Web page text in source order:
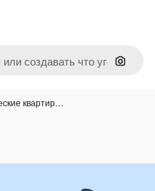
Поиск
квартир…